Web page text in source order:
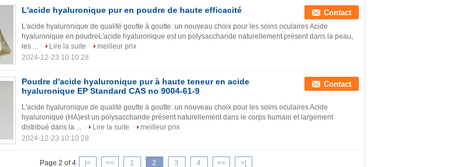
L'acide hyaluronique pur en poudre de haute efficacité Contact
L'acide hyaluronique de qualité goutte à goutte: un nouveau choix pour les soins oculaires Acide
hyaluronique en poudreL'acide hyaluronique est un polysaccharide naturellement présent dans la peau,
les ...
Lire la suite
meilleur prix
2024-12-23 10:10:28
Poudre d'acide hyaluronique pur à haute teneur en acide
hyaluronique EP Standard CAS no 9004-61-9
Contact
L'acide hyaluronique de qualité goutte à goutte: un nouveau choix pour les soins oculaires Acide
hyaluronique (HA)est un polysaccharide présent naturellement dans le corps humain et largement
distribué dans la ...
Lire la suite
meilleur prix
2024-12-23 10:10:28
Page 2 of 4 |< << 1 2 3 4 >> >|